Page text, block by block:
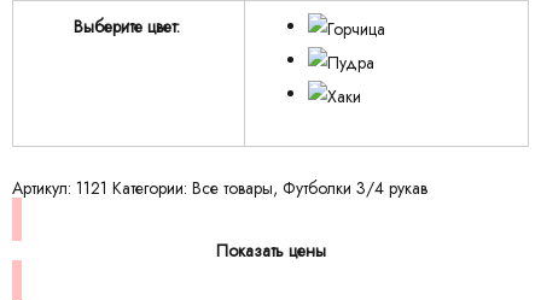
Выберите цвет:
Артикул: 1121 Категории: Все товары, Футболки 3/4 рукав
Показать цены